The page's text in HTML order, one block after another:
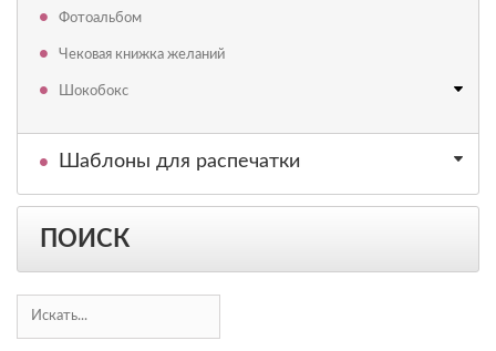
Фотоальбом
Чековая книжка желаний
Шокобокс
Шаблоны для распечатки
ПОИСК